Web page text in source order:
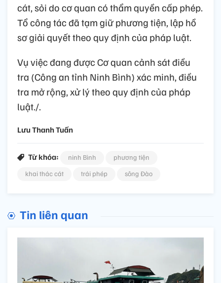
cát, sỏi do cơ quan có thẩm quyền cấp phép.
Tổ công tác đã tạm giữ phương tiện, lập hồ
sơ giải quyết theo quy định của pháp luật.
Vụ việc đang được Cơ quan cảnh sát điều
tra (Công an tỉnh Ninh Bình) xác minh, điều
tra mở rộng, xử lý theo quy định của pháp
luật./.
Lưu Thanh Tuấn
Từ khóa: ninh Bình
phương tiện
khai thác cát
trái phép sông Đào
Tin liên quan